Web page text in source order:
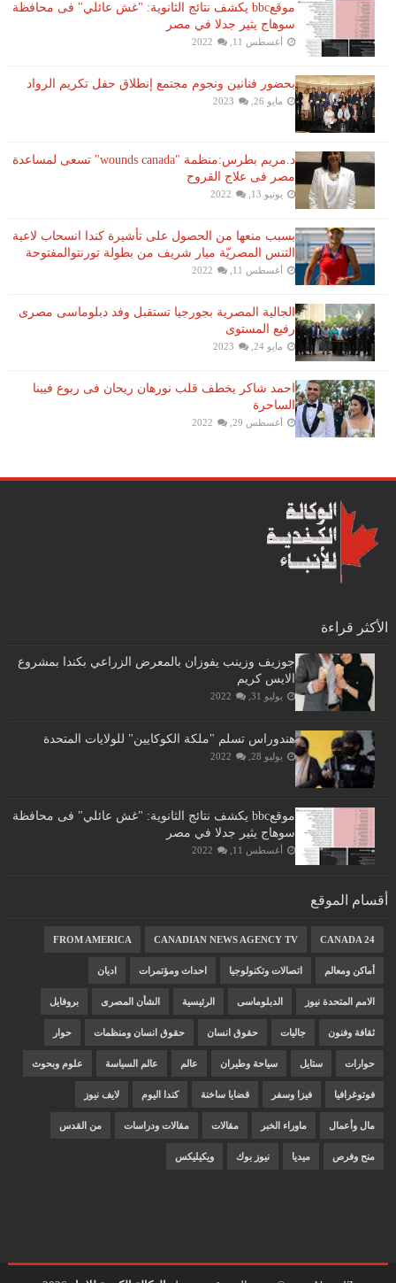
موقعbbc يكشف نتائج الثانوية: "غش عائلي" فى محافظة
سوهاج يثير جدلا في مصر
أغسطس 11, 2022
بحضور فنانين ونجوم مجتمع إنطلاق حفل تكريم الرواد
مايو 26, 2023
د.مريم بطرس:منظمة "wounds canada" تسعى لمساعدة
مصر فى علاج القروح
يونيو 13, 2022
بسبب منعها من الحصول على تأشيرة كندا انسحاب لاعبة ​
التنس​ المصريّة ​ميار شريف​ من بطولة ​تورنتو​المفتوحة
أغسطس 11, 2022
الجالية المصرية بجورجيا تستقبل وفد دبلوماسى مصرى
رفيع المستوى
مايو 24, 2023
احمد شاكر يخطف قلب نورهان ريحان فى ربوع فيينا
الساحرة
أغسطس 29, 2022
الأكثر قراءة
جوزيف وزينب يفوزان بالمعرض الزراعي بكندا بمشروع
الايس كريم
يوليو 31, 2022
هندوراس تسلم "ملكة الكوكايين" للولايات المتحدة
يوليو 28, 2022
موقعbbc يكشف نتائج الثانوية: "غش عائلي" فى محافظة
سوهاج يثير جدلا في مصر
أغسطس 11, 2022
أقسام الموقع
CANADA 24
CANADIAN NEWS AGENCY TV
FROM AMERICA
أماكن ومعالم اتصالات وتكنولوجيا احداث ومؤتمرات اديان
الامم المتحدة نيوز الدبلوماسى الرئيسية الشأن المصرى بروفايل
ثقافة وفنون جاليات حقوق انسان حقوق انسان ومنظمات حوار
حوارات ستايل سياحة وطيران عالم عالم السياسة علوم وبحوث
فوتوغرافيا فيزا وسفر قضايا ساخنة كندا اليوم لايف نيوز
مال وأعمال ماوراء الخبر مقالات مقالات ودراسات من القدس
منح وفرص ميديا نيوز بوك ويكيليكس